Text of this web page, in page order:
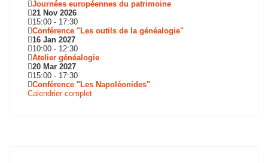
Journées européennes du patrimoine
21 Nov 2026
15:00 - 17:30
Conférence "Les outils de la généalogie"
16 Jan 2027
10:00 - 12:30
Atelier généalogie
20 Mar 2027
15:00 - 17:30
Conférence "Les Napoléonides"
Calendrier complet